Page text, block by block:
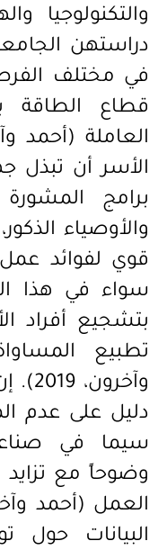
والتكنولوجيا
دراستهن
في مختلف
قطاع الطاقة
الأسر أن تبذل
برامج
والأوصياء
قوي لفوائد
سواء في هذا
بتشجيع أفراد
تطبيع
دليل على عدم
سيما في
وضوحاً مع تزايد
البيانات